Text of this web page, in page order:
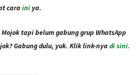
caraini ya.
tapi belum gabung grup WhatsApp
Gabung dulu, yuk. Klik link-nyadi sini.